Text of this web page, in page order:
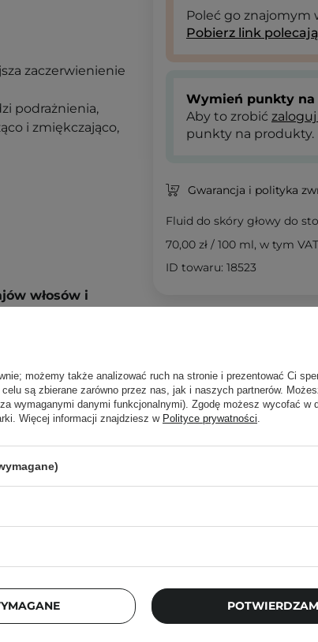
zaczerwienienie
podrażnienia,
i zmiękczająco,
włosów i
masuj przez 2-3
do naszego
Poleć go znajomym
Pobierz link
Wymień punkty na
Aby to zrobić zaloguj
punkty na produkty.
Gwarancja i polityka
Fluid do skóry głowy do
70,00 zł / 100 ml, w tym VAT
ID towaru: 18523
PROMOCJA
możemy także analizować ruch na stronie i prezentować Ci
są zbierane zarówno przez nas, jak i naszych partnerów.
wymaganymi danymi funkcjonalnymi). Zgodę możesz wycofać w
Więcej informacji znajdziesz w Polityce prywatności